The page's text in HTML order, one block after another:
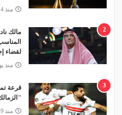
منذ 14 ساعة
2
مالك
لقضاء
منذ
3
قرعة
منذ 9 ساعات